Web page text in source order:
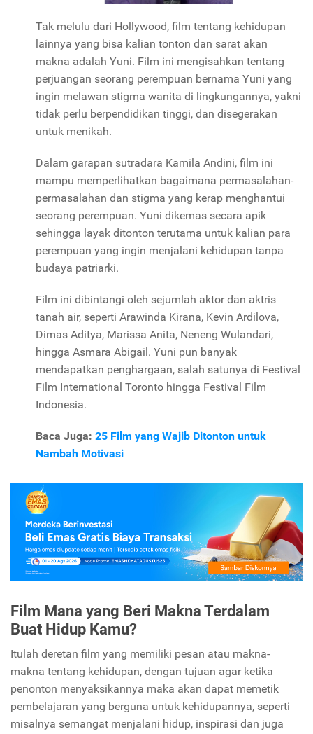
Tak melulu dari Hollywood, film tentang kehidupan
lainnya yang bisa kalian tonton dan sarat akan
makna adalah Yuni. Film ini mengisahkan tentang
perjuangan seorang perempuan bernama Yuni yang
ingin melawan stigma wanita di lingkungannya, yakni
tidak perlu berpendidikan tinggi, dan disegerakan
untuk menikah.
Dalam garapan sutradara Kamila Andini, film ini
mampu memperlihatkan bagaimana permasalahan-
permasalahan dan stigma yang kerap menghantui
seorang perempuan. Yuni dikemas secara apik
sehingga layak ditonton terutama untuk kalian para
perempuan yang ingin menjalani kehidupan tanpa
budaya patriarki.
Film ini dibintangi oleh sejumlah aktor dan aktris
tanah air, seperti Arawinda Kirana, Kevin Ardilova,
Dimas Aditya, Marissa Anita, Neneng Wulandari,
hingga Asmara Abigail. Yuni pun banyak
mendapatkan penghargaan, salah satunya di Festival
Film International Toronto hingga Festival Film
Indonesia.
Baca Juga: 25 Film yang Wajib Ditonton untuk
Nambah Motivasi
Film Mana yang Beri Makna Terdalam
Buat Hidup Kamu?
Itulah deretan film yang memiliki pesan atau makna-
makna tentang kehidupan, dengan tujuan agar ketika
penonton menyaksikannya maka akan dapat memetik
pembelajaran yang berguna untuk kehidupannya, seperti
misalnya semangat menjalani hidup, inspirasi dan juga